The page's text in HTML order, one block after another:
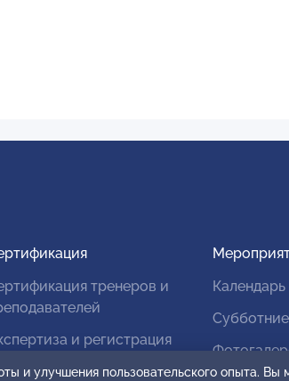
тренеров и
и регистрация
и улучшения пользовательского опыта.